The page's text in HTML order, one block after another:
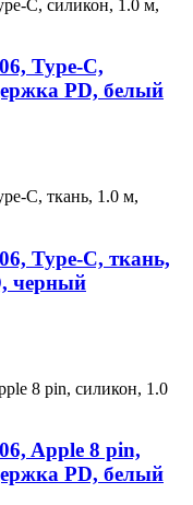
Type-C,
PD, белый
Type-C, ткань,
черный
Apple 8 pin,
PD, белый